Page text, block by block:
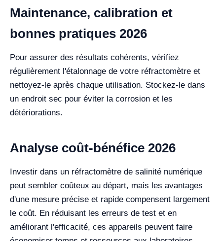
Maintenance, calibration et
bonnes pratiques 2026
Pour assurer des résultats cohérents, vérifiez
régulièrement l'étalonnage de votre réfractomètre et
nettoyez-le après chaque utilisation. Stockez-le dans
un endroit sec pour éviter la corrosion et les
détériorations.
Analyse coût-bénéfice 2026
Investir dans un réfractomètre de salinité numérique
peut sembler coûteux au départ, mais les avantages
d'une mesure précise et rapide compensent largement
le coût. En réduisant les erreurs de test et en
améliorant l'efficacité, ces appareils peuvent faire